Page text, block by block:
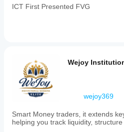
1M,
overlays
directly
on
the
price
without
requiring
a
ICT First Presented FVG
Wejoy
wejoy369
Smart Money traders, it extends
helping you track liquidity, structure